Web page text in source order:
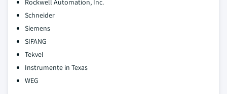
Rockwell Automation, Inc.
Schneider
Siemens
SIFANG
Tekvel
Instrumente in Texas
WEG